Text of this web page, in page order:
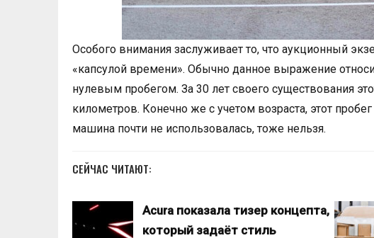
Особого внимания заслуживает то, что аукционный
«капсулой времени». Обычно данное выражение
нулевым пробегом. За 30 лет своего существования
километров. Конечно же с учетом возраста, этот
машина почти не использовалась, тоже нельзя.
СЕЙЧАС ЧИТАЮТ:
Acura показала тизер концепта,
который задаёт стиль